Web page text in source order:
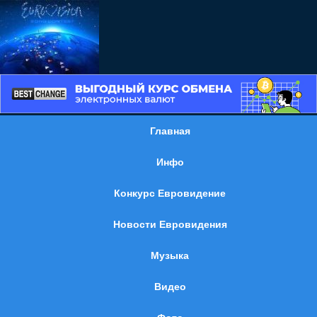
Главная
Инфо
Конкурс Евровидение
Новости Евровидения
Музыка
Видео